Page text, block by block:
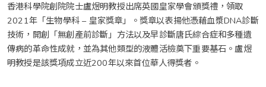
香港科學院創院院士盧煜明教授出席英國皇家學會頒獎禮，領取
2021年「生物學科 – 皇家獎章」。獎章以表揚他憑藉血漿DNA診斷
技術，開創「無創產前診斷」方法以及早診斷唐氏綜合症和多種遺
傳病的革命性成就，並為其他類型的液體活檢奠下重要基石。盧煜
明教授是該獎項成立近200年以來首位華人得獎者。